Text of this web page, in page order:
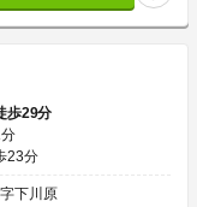
歩29分
23分
下川原